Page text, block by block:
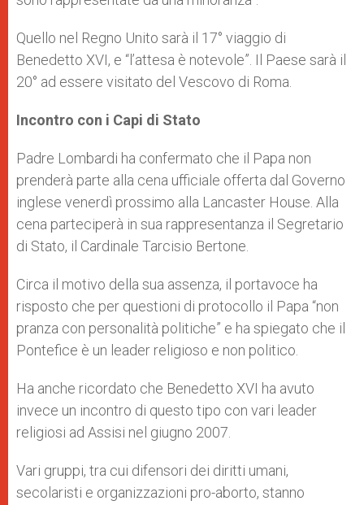
Quello nel Regno Unito sarà il 17° viaggio di
Benedetto XVI, e “l’attesa è notevole”. Il Paese sarà il
20° ad essere visitato del Vescovo di Roma.
Incontro con i Capi di Stato
Padre Lombardi ha confermato che il Papa non
prenderà parte alla cena ufficiale offerta dal Governo
inglese venerdì prossimo alla Lancaster House. Alla
cena parteciperà in sua rappresentanza il Segretario
di Stato, il Cardinale Tarcisio Bertone.
Circa il motivo della sua assenza, il portavoce ha
risposto che per questioni di protocollo il Papa “non
pranza con personalità politiche” e ha spiegato che il
Pontefice è un leader religioso e non politico.
Ha anche ricordato che Benedetto XVI ha avuto
invece un incontro di questo tipo con vari leader
religiosi ad Assisi nel giugno 2007.
Vari gruppi, tra cui difensori dei diritti umani,
secolaristi e organizzazioni pro-aborto, stanno